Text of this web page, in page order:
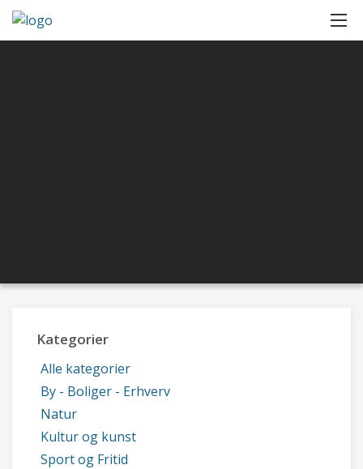
Kategorier
Alle kategorier
By - Boliger - Erhverv
Natur
Kultur og kunst
Sport og Fritid